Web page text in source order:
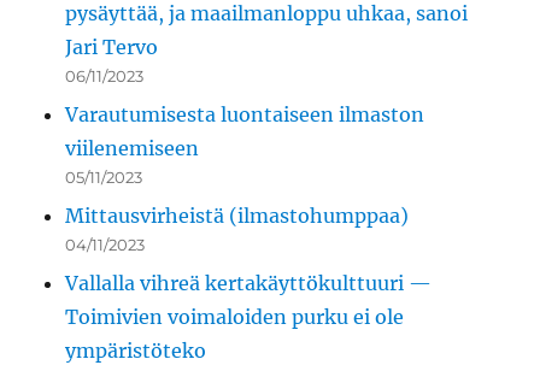
pysäyttää, ja maailmanloppu uhkaa, sanoi
Jari Tervo
06/11/2023
Varautumisesta luontaiseen ilmaston
viilenemiseen
05/11/2023
Mittausvirheistä (ilmastohumppaa)
04/11/2023
Vallalla vihreä kertakäyttökulttuuri —
Toimivien voimaloiden purku ei ole
ympäristöteko